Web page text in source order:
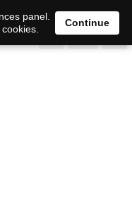
0
panel.
Continue